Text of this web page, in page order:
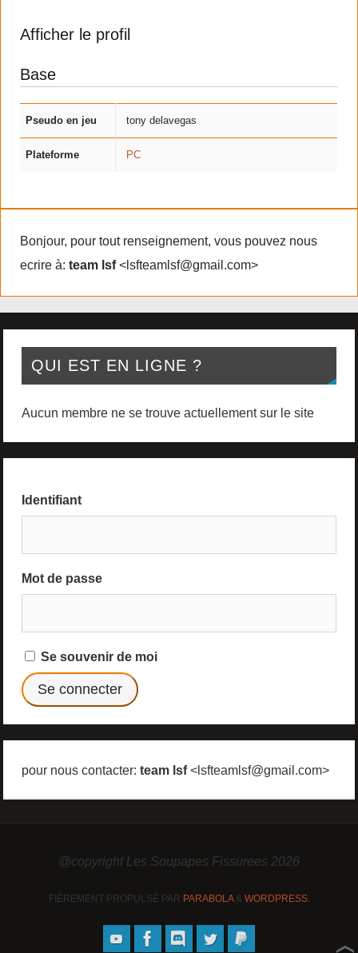
Afficher le profil
Base
Pseudo en jeu tony delavegas
Plateforme PC
Bonjour, pour tout renseignement, vous pouvez nous
ecrire à:team lsf<lsfteamlsf@gmail.com>
QUI EST EN LIGNE ?
Aucun membre ne se trouve actuellement sur le site
Identifiant
Mot de passe
Se souvenir de moi
pour nous contacter: team lsf<lsfteamlsf@gmail.com>
@copyright Les Soupapes Fissurees 2026
FIÈREMENT PROPULSÉ PAR PARABOLA& WORDPRESS.